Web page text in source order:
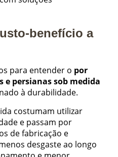
benefício a
para entender o por
persianas sob medida
à durabilidade.
costumam utilizar
e passam por
de fabricação e
desgaste ao longo